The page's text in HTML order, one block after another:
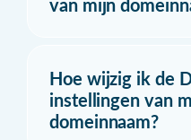
van mijn
Hoe wijzig ik de
instellingen van
domeinnaam?